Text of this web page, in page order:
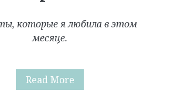
которые я любила в этом
месяце.
Read MoreФавориты